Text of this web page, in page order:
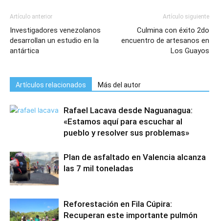
Artículo anterior
Investigadores venezolanos
desarrollan un estudio en la
antártica
Artículo siguiente
Culmina con éxito 2do
encuentro de artesanos en
Los Guayos
Artículos relacionados Más del autor
Rafael Lacava desde Naguanagua:
«Estamos aquí para escuchar al
pueblo y resolver sus problemas»
Plan de asfaltado en Valencia alcanza
las 7 mil toneladas
Reforestación en Fila Cúpira:
Recuperan este importante pulmón